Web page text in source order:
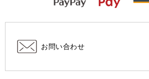
お問い合わせ